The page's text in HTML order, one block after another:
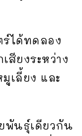
ได้ทดลอง
สียงระหว่าง
เลี้ยง และ
พันธุ์เดียวกัน